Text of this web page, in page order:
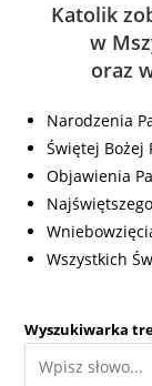
Katolik
w
oraz
Narodzenia
Świętej Bożej
Objawienia
Wszystkich
Wyszukiwarka